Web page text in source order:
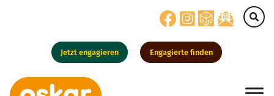
Jetzt engagieren Engagierte finden